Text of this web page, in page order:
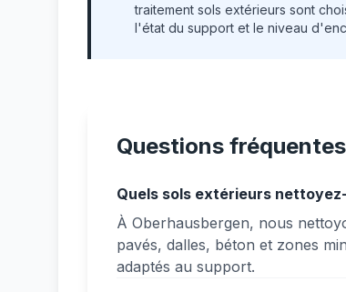
traitement sols extérieurs sont
l'état du support et le niveau
Questions
Quels sols extérieurs
À Oberhausbergen, nous
pavés, dalles, béton et zones
adaptés au support.